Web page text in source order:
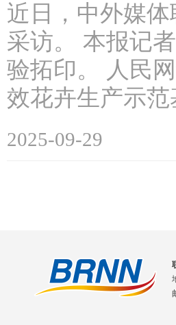
近日，中外媒
采访。 本报记
验拓印。 人民
效花卉生产示
2025-09-29